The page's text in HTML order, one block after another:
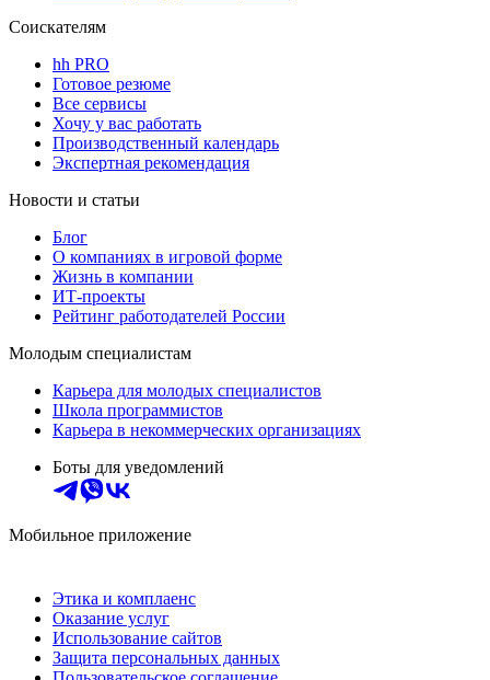
Соискателям
hh PRO
Готовое резюме
Все сервисы
Хочу у вас работать
Производственный календарь
Экспертная рекомендация
Новости и статьи
Блог
О компаниях в игровой форме
Жизнь в компании
ИТ-проекты
Рейтинг работодателей России
Молодым специалистам
Карьера для молодых специалистов
Школа программистов
Карьера в некоммерческих организациях
Боты для уведомлений
Мобильное приложение
Этика и комплаенс
Оказание услуг
Использование сайтов
Защита персональных данных